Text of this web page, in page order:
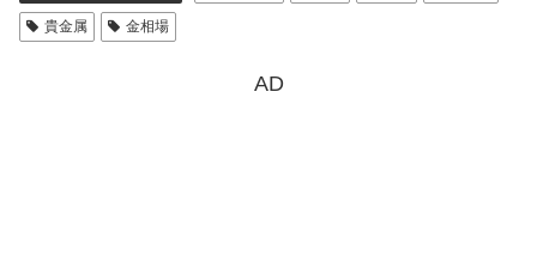
貴金属 金相場
AD